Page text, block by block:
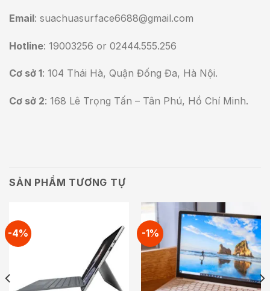
Email: suachuasurface6688@gmail.com
Hotline: 19003256 or 02444.555.256
Cơ sở 1: 104 Thái Hà, Quận Đống Đa, Hà Nội.
Cơ sở 2: 168 Lê Trọng Tấn – Tân Phú, Hồ Chí Minh.
SẢN PHẨM TƯƠNG TỰ
-4% -1%